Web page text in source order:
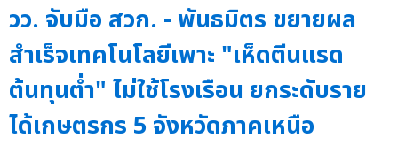
วว. จับมือ สวก. - พันธมิตร ขยายผล
สำเร็จเทคโนโลยีเพาะ "เห็ดตีนแรด
ต้นทุนต่ำ" ไม่ใช้โรงเรือน ยกระดับราย
ได้เกษตรกร 5 จังหวัดภาคเหนือ